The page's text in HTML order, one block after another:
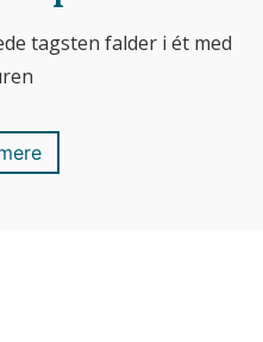
tagsten falder i ét med